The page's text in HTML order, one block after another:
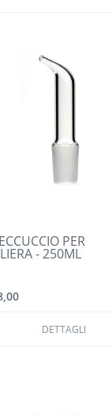
PER
- 250ML
DETTAGLI